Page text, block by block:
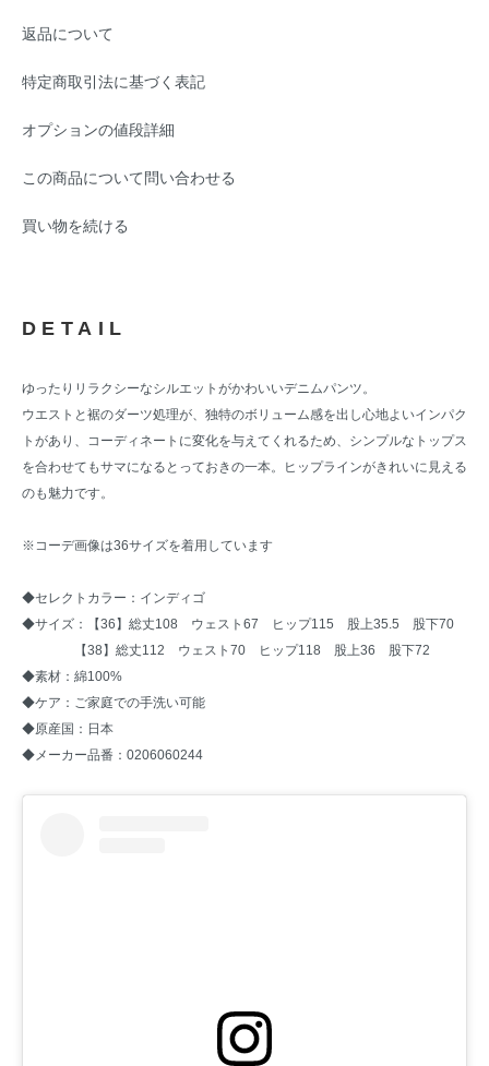
返品について
特定商取引法に基づく表記
オプションの値段詳細
この商品について問い合わせる
買い物を続ける
DETAIL
ゆったりリラクシーなシルエットがかわいいデニムパンツ。
ウエストと裾のダーツ処理が、独特のボリューム感を出し心地よいインパク
トがあり、コーディネートに変化を与えてくれるため、シンプルなトップス
を合わせてもサマになるとっておきの一本。ヒップラインがきれいに見える
のも魅力です。
※コーデ画像は36サイズを着用しています
◆セレクトカラー：インディゴ
◆サイズ：【36】総丈108 ウェスト67 ヒップ115 股上35.5 股下70
【38】総丈112 ウェスト70 ヒップ118 股上36 股下72
◆素材：綿100%
◆ケア：ご家庭での手洗い可能
◆原産国：日本
◆メーカー品番：0206060244